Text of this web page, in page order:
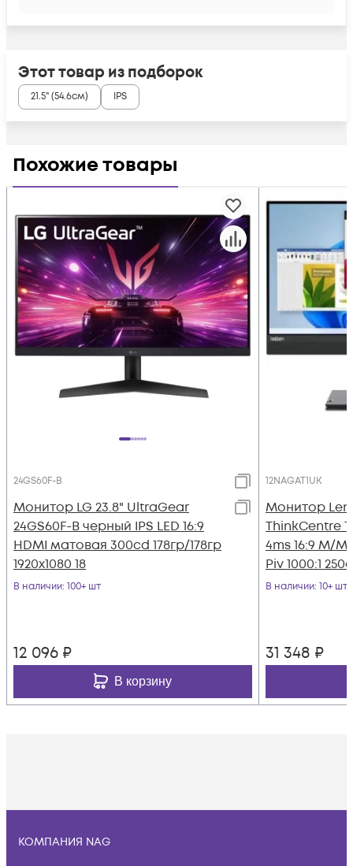
Этот товар из подборок
21.5" (54.6см) IPS
Похожие товары
24GS60F-B
Монитор LG 23.8" UltraGear
24GS60F-B черный IPS LED 16:9
HDMI матовая 300cd 178гр/178гр
1920x1080 18
В наличии: 100+ шт
12 096 ₽
В корзину
12NAGAT1UK
Монитор
ThinkCentre
4ms 16:9 M/
Piv 1000:1
В наличии: 10+ шт
31 348 ₽
КОМПАНИЯ NAG